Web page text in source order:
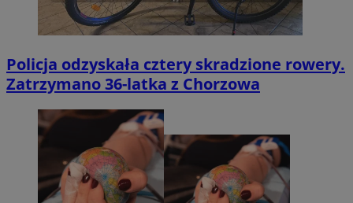
Policja odzyskała cztery skradzione rowery.
Zatrzymano 36-latka z Chorzowa